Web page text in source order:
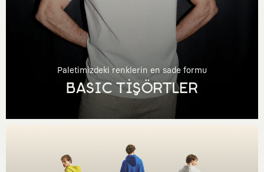
Paletimizdeki renklerin en sade formu
BASIC TİŞÖRTLER